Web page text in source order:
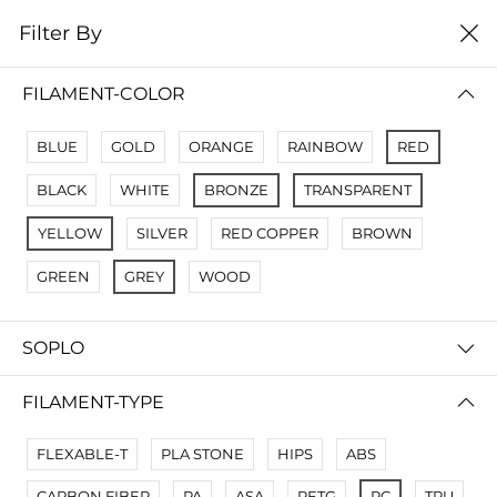
0
No Results
Not Found Filters1
Not Found Filters2
Filter By
FILAMENT-COLOR
BLUE GOLD ORANGE RAINBOW RED
BLACK WHITE BRONZE TRANSPARENT
YELLOW SILVER RED COPPER BROWN
GREEN GREY WOOD
SOPLO
FILAMENT-TYPE
FLEXABLE-T PLA STONE HIPS ABS